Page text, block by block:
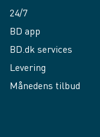
24/7
BD app
BD.dk services
Levering
Månedens tilbud